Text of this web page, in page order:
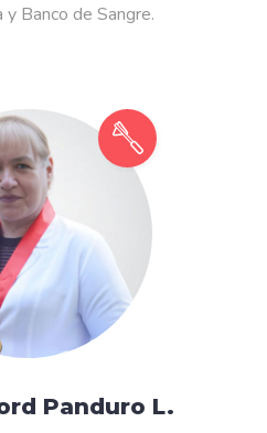
Banco de Sangre.
Panduro L.